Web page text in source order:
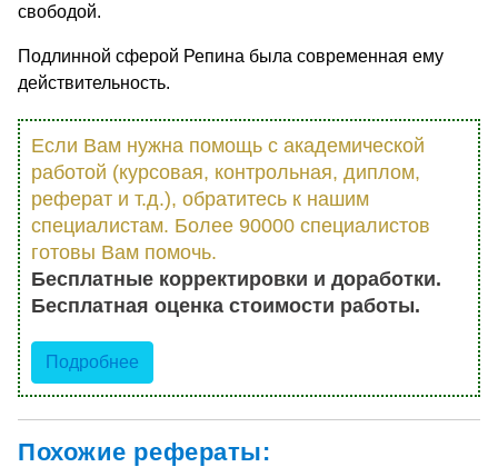
свободой.
Подлинной сферой Репина была современная ему
действительность.
Если Вам нужна помощь с академической
работой (курсовая, контрольная, диплом,
реферат и т.д.), обратитесь к нашим
специалистам. Более 90000 специалистов
готовы Вам помочь.
Бесплатные корректировки и доработки.
Бесплатная оценка стоимости работы.
Подробнее
Похожие рефераты: